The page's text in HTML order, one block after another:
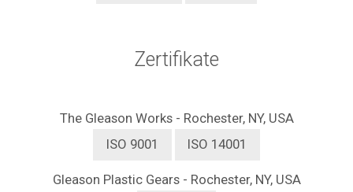
Zertifikate
The Gleason Works - Rochester, NY, USA
ISO 9001
ISO 14001
Gleason Plastic Gears - Rochester, NY, USA